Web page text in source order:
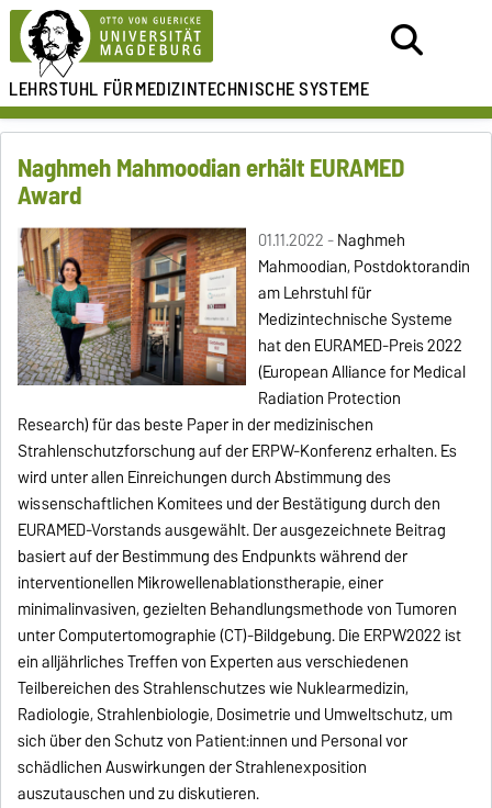
LEHRSTUHL FÜRMEDIZINTECHNISCHE SYSTEME
Naghmeh Mahmoodian erhält EURAMED
Award
01.11.2022 -Naghmeh
Mahmoodian, Postdoktorandin
am Lehrstuhl für
Medizintechnische Systeme
hat den EURAMED-Preis 2022
(European Alliance for Medical
Radiation Protection
Research) für das beste Paper in der medizinischen
Strahlenschutzforschung auf der ERPW-Konferenz erhalten. Es
wird unter allen Einreichungen durch Abstimmung des
wissenschaftlichen Komitees und der Bestätigung durch den
EURAMED-Vorstands ausgewählt. Der ausgezeichnete Beitrag
basiert auf der Bestimmung des Endpunkts während der
interventionellen Mikrowellenablationstherapie, einer
minimalinvasiven, gezielten Behandlungsmethode von Tumoren
unter Computertomographie (CT)-Bildgebung. Die ERPW2022 ist
ein alljährliches Treffen von Experten aus verschiedenen
Teilbereichen des Strahlenschutzes wie Nuklearmedizin,
Radiologie, Strahlenbiologie, Dosimetrie und Umweltschutz, um
sich über den Schutz von Patient:innen und Personal vor
schädlichen Auswirkungen der Strahlenexposition
auszutauschen und zu diskutieren.